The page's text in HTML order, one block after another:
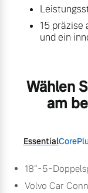
15
und ein
Wählen
am
EssentialCore
18"-5-
Volvo Car